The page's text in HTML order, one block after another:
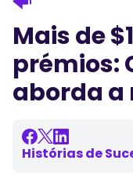
Ações
Histórias de
Ferramentas
Mais de
prémios:
aborda a
Histórias de